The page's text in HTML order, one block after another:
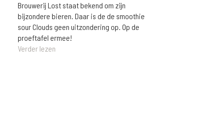
Brouwerij Lost staat bekend om zijn
bijzondere bieren. Daar is de de smoothie
sour Clouds geen uitzondering op. Op de
proeftafel ermee!
Verder lezen